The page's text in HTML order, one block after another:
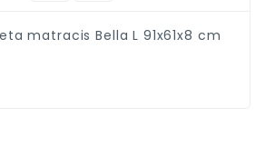
matracis Bella L 91x61x8 cm